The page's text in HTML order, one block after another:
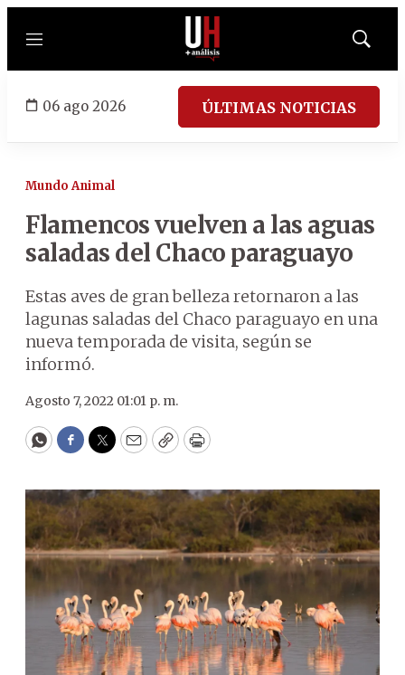
Menú
Mostrar
06 ago 2026 ÚLTIMAS NOTICIAS
Mundo Animal
Flamencos vuelven a las aguas
saladas del Chaco paraguayo
Estas aves de gran belleza retornaron a las
lagunas saladas del Chaco paraguayo en una
nueva temporada de visita, según se
informó.
Agosto 7, 2022 01:01 p. m.
WhatsApp
Facebook
Twitter
EmailCopyPrint